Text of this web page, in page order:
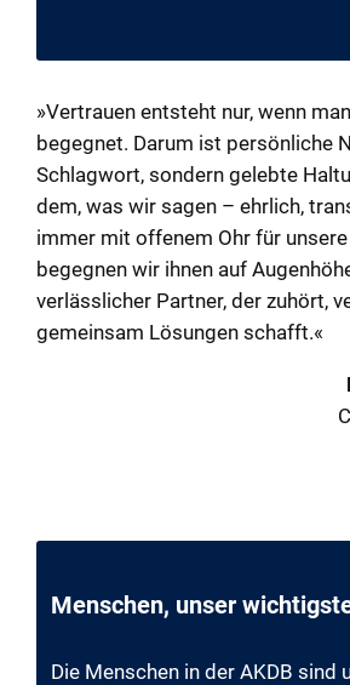
»Vertrauen entsteht nur, wenn
begegnet. Darum ist persönliche
Schlagwort, sondern gelebte
dem, was wir sagen – ehrlich,
immer mit offenem Ohr für unsere
begegnen wir ihnen auf
verlässlicher Partner, der zuhört,
gemeinsam Lösungen schafft.«
Menschen, unser
Die Menschen in der AKDB sind